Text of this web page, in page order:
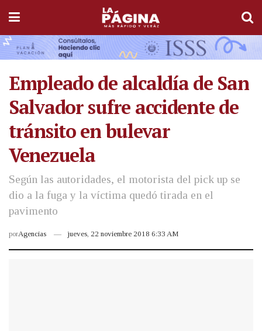
Empleado de alcaldía de San
Salvador sufre accidente de
tránsito en bulevar
Venezuela
Según las autoridades, el motorista del pick up se
dio a la fuga y la víctima quedó tirada en el
pavimento
porAgencias jueves, 22 noviembre 2018 6:33 AM